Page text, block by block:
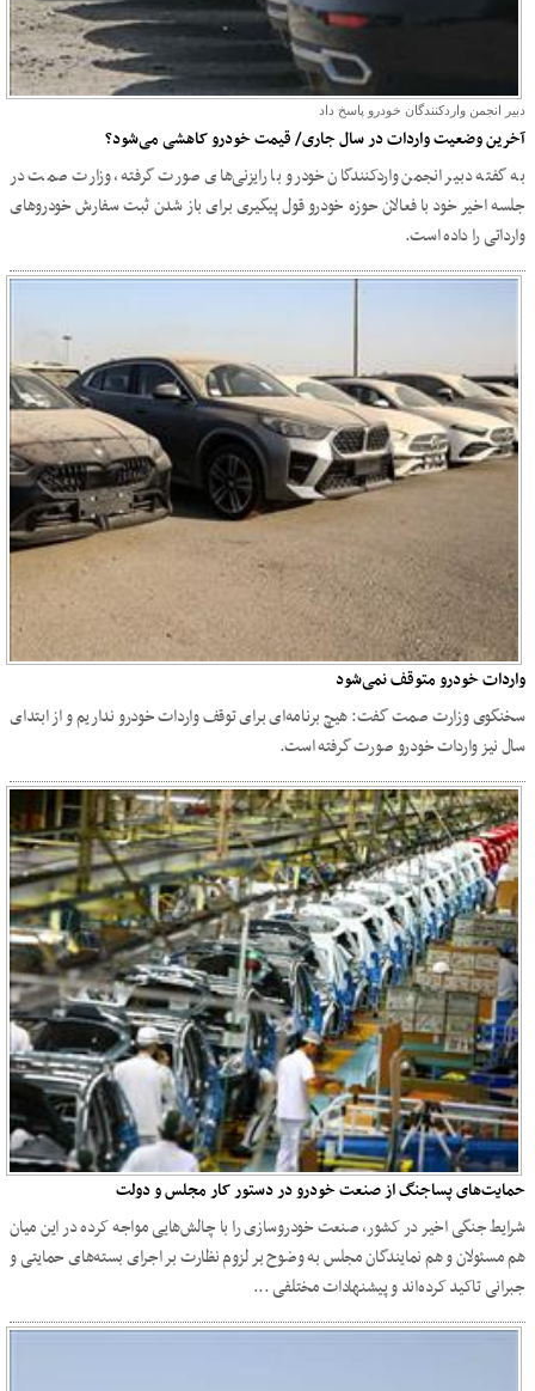
دبیر انجمن واردکنندگان خودرو پاسخ داد
آخرین وضعیت واردات در سال جاری/ قیمت‌ خودرو کاهشی می‌شود؟
به گفته دبیر انجمن واردکنندگان خودرو با رایزنی‌های صورت گرفته، وزارت صمت در
جلسه اخیر خود با فعالان حوزه خودرو قول پیگیری برای باز شدن ثبت سفارش خودروهای
وارداتی را داده است.
واردات خودرو متوقف نمی‌شود
سخنگوی وزارت صمت گفت: هیچ برنامه‌ای برای توقف واردات خودرو نداریم و از ابتدای
سال نیز واردات خودرو صورت گرفته است.
حمایت‌های پساجنگ از صنعت خودرو در دستور کار مجلس و دولت
شرایط جنگی اخیر در کشور، صنعت خودروسازی را با چالش‌هایی مواجه کرده در این میان
هم مسئولان و هم نمایندگان مجلس به وضوح بر لزوم نظارت بر اجرای بسته‌های حمایتی و
جبرانی تاکید کرده‌اند و پیشنهادات مختلفی ...